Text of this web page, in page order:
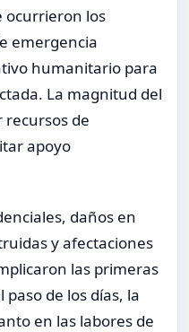
ocurrieron los
emergencia
humanitario para
La magnitud del
recursos de
apoyo
daños en
y afectaciones
las primeras
de los días, la
en las labores de